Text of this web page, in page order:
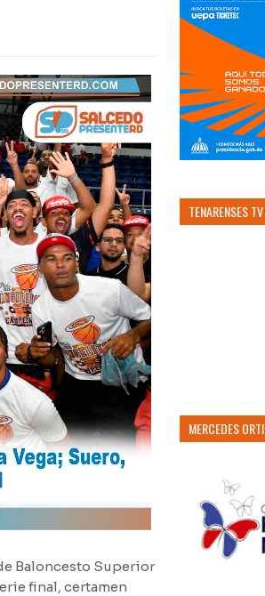
Baloncesto Superior
final, certamen
TENARENSES
MERCEDES